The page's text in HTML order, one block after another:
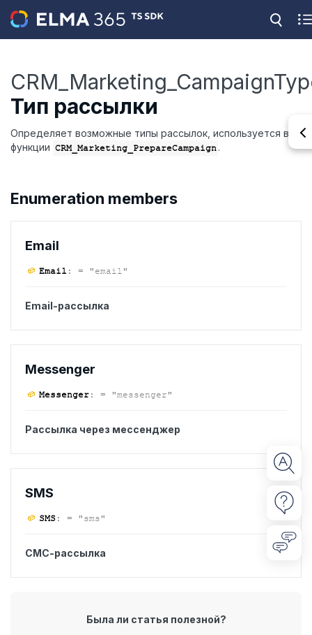
Тип рассылки
Определяет возможные типы рассылок, используется в
функции CRM_Marketing_PrepareCampaign .
Enumeration members
Email
Email : = "email"
Email-рассылка
Messenger
Messenger: = "messenger"
Рассылка через мессенджер
SMS
SMS : = "sms"
СМС-рассылка
Была ли статья полезной?